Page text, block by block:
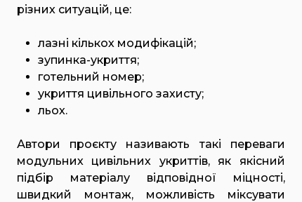
різних ситуацій, це:
лазні кількох модифікацій;
зупинка-укриття;
готельний номер;
укриття цивільного захисту;
льох.
Автори проєкту називають такі переваги
модульних цивільних укриттів, як якісний
підбір матеріалу відповідної міцності,
швидкий монтаж, можливість міксувати